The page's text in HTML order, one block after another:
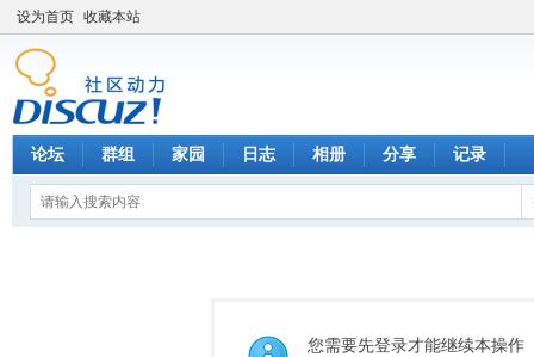
设为首页 收藏本站
论坛 群组 家园 日志 相册 分享 记录
您需要先登录才能继续本操作